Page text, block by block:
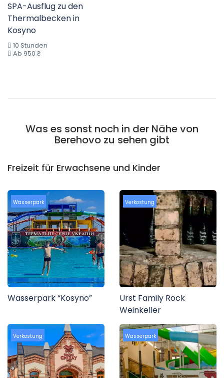
SPA-Ausflug zu den
Thermalbecken in
Kosyno
10 Stunden
Ab 950 ₴
Was es sonst noch in der Nähe von
Berehovo zu sehen gibt
Freizeit für Erwachsene und Kinder
Wasserpark
Wasserpark “Kosyno”
Verkostung
Urst Family Rock
Weinkeller
Verkostung Wasserpark